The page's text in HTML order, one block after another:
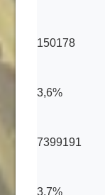
150178
3,6%
7399191
3,7%